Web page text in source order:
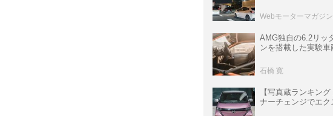
数ある
Webモーターマガジ
AMG独自の6.2リッ
ンを搭載した実験
P900 プロトタイプ
石橋 寛
【写真蔵ランキン
ナーチェンジでエク